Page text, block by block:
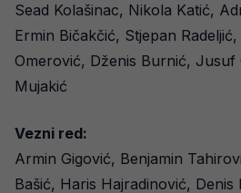
Sead Kolašinac, Nikola Katić,
Ermin Bičakčić, Stjepan
Omerović, Dženis Burnić, Jusuf
Mujakić
Vezni red:
Armin Gigović, Benjamin
Bašić, Haris Hajradinović, Denis